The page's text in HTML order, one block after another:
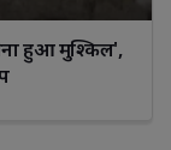
हुआ मुश्किल',